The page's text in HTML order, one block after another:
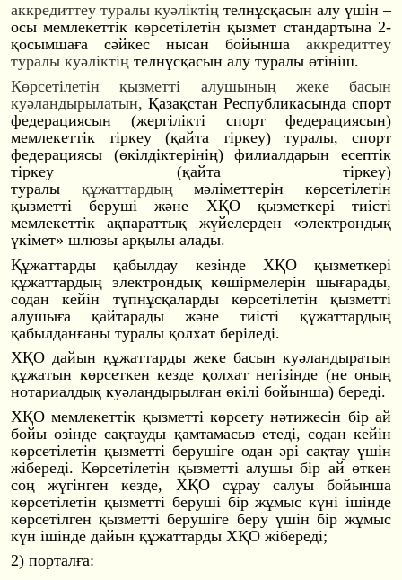
аккредиттеу туралы куәліктің телнұсқасын алу үшін –
осы мемлекеттік көрсетілетін қызмет стандартына 2-
қосымшаға сәйкес нысан бойынша аккредиттеу
туралы куәліктің телнұсқасын алу туралы өтініш.
Көрсетілетін қызметті алушының жеке басын
куәландырылатын, Қазақстан Республикасында спорт
федерациясын (жергілікті спорт федерациясын)
мемлекеттік тіркеу (қайта тіркеу) туралы, спорт
федерациясы (өкілдіктерінің) филиалдарын есептік
тіркеу (қайта тіркеу)
туралы құжаттардыңмәліметтерін көрсетілетін
қызметті беруші және ХҚО қызметкері тиісті
мемлекеттік ақпараттық жүйелерден «электрондық
үкімет» шлюзы арқылы алады.
Құжаттарды қабылдау кезінде ХҚО қызметкері
құжаттардың электрондық көшірмелерін шығарады,
содан кейін түпнұсқаларды көрсетілетін қызметті
алушыға қайтарады және тиісті құжаттардың
қабылданғаны туралы қолхат беріледі.
ХҚО дайын құжаттарды жеке басын куәландыратын
құжатын көрсеткен кезде қолхат негізінде (не оның
нотариалдық куәландырылған өкілі бойынша) береді.
ХҚО мемлекеттік қызметті көрсету нәтижесін бір ай
бойы өзінде сақтауды қамтамасыз етеді, содан кейін
көрсетілетін қызметті берушіге одан әрі сақтау үшін
жібереді. Көрсетілетін қызметті алушы бір ай өткен
соң жүгінген кезде, ХҚО сұрау салуы бойынша
көрсетілетін қызметті беруші бір жұмыс күні ішінде
көрсетілген қызметті берушіге беру үшін бір жұмыс
күн ішінде дайын құжаттарды ХҚО жібереді;
2) порталға: